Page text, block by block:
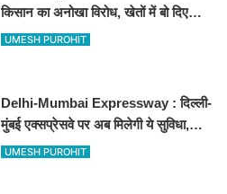
किसान का अनोखा विरोध, खेतों में बो दिए
500-500 रुपए के नोट, वीडियो वायरल
UMESH PUROHIT
Delhi-Mumbai Expressway : दिल्ली-
मुंबई एक्सप्रेसवे पर अब मिलेगी ये सुविधा,
हेलीकॉप्टर सर्विस से तुरंत घायल पहुंचेगा
UMESH PUROHIT